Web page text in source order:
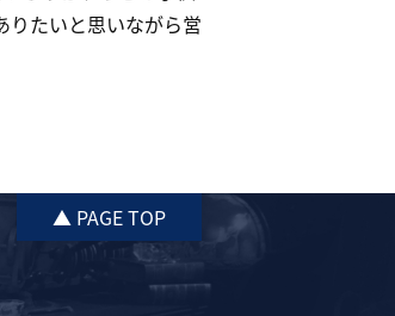
りたいと思いながら営
▲ PAGE TOP